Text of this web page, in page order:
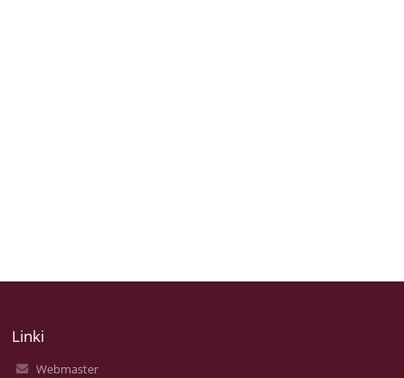
Linki
Webmaster